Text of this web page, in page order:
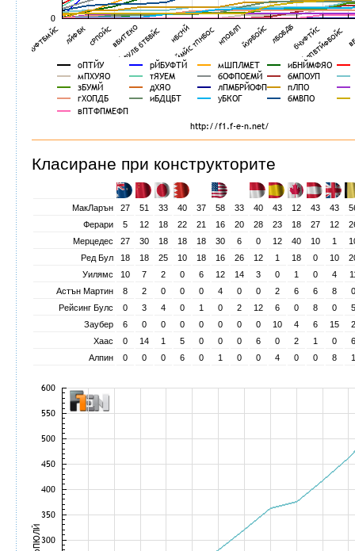
Класиране при конструкторите
МакЛарън 27 51 33 40 37 58 33 40 43 12 43 43
Ферари
5 12 18 22 21 16 20 28 23 18 27 12
Мерцедес
27 30 18 18 18 30 6 0 12 40 10 1
Ред Бул
18 18 25 10 18 16 26 12 1 18 0 10
Уилямс
10 7 2 0 6 12 14 3 0 1 0 4
Астън Мартин
8 2 0 0 0 4 0 0 2 6 6 8
0
Рейсинг Булс
0 3 4 0 1 0 2 12 6 0 8 0
5
Заубер
6 0 0 0 0 0 0 0 10 4 6 15
2
Хаас
0 14 1 5 0 0 0 6 0 2 1 0
6
Алпин
0 0 0 6 0 1 0 0 4 0 0 8 1